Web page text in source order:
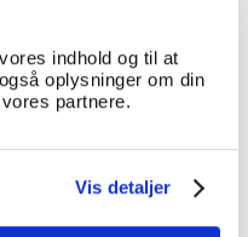
indhold og til at
oplysninger om din
partnere.
Vis detaljer
(stamtavle) over
Edgar Chr.
Familien
slægtsbog tilbage
Materialet er
som PDF-filer.